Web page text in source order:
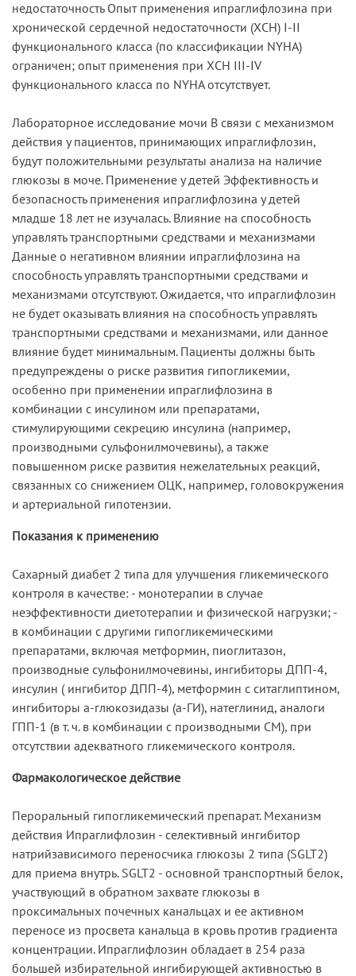
недостаточность Опыт применения ипраглифлозина при
хронической сердечной недостаточности (ХСН) I-II
функционального класса (по классификации NYHA)
ограничен; опыт применения при ХСН III-IV
функционального класса по NYHA отсутствует.
Лабораторное исследование мочи В связи с механизмом
действия у пациентов, принимающих ипраглифлозин,
будут положительными результаты анализа на наличие
глюкозы в моче. Применение у детей Эффективность и
безопасность применения ипраглифлозина у детей
младше 18 лет не изучалась. Влияние на способность
управлять транспортными средствами и механизмами
Данные о негативном влиянии ипраглифлозина на
способность управлять транспортными средствами и
механизмами отсутствуют. Ожидается, что ипраглифлозин
не будет оказывать влияния на способность управлять
транспортными средствами и механизмами, или данное
влияние будет минимальным. Пациенты должны быть
предупреждены о риске развития гипогликемии,
особенно при применении ипраглифлозина в
комбинации с инсулином или препаратами,
стимулирующими секрецию инсулина (например,
производными сульфонилмочевины), а также
повышенном риске развития нежелательных реакций,
связанных со снижением ОЦК, например, головокружения
и артериальной гипотензии.
Показания к применению
Сахарный диабет 2 типа для улучшения гликемического
контроля в качестве: - монотерапии в случае
неэффективности диетотерапии и физической нагрузки; -
в комбинации с другими гипогликемическими
препаратами, включая метформин, пиоглитазон,
производные сульфонилмочевины, ингибиторы ДПП-4,
инсулин ( ингибитор ДПП-4), метформин с ситаглиптином,
ингибиторы a-глюкозидазы (a-ГИ), натеглинид, аналоги
ГПП-1 (в т. ч. в комбинации с производными СМ), при
отсутствии адекватного гликемического контроля.
Фармакологическое действие
Пероральный гипогликемический препарат. Механизм
действия Ипраглифлозин - селективный ингибитор
натрийзависимого переносчика глюкозы 2 типа (SGLT2)
для приема внутрь. SGLT2 - основной транспортный белок,
участвующий в обратном захвате глюкозы в
проксимальных почечных канальцах и ее активном
переносе из просвета канальца в кровь против градиента
концентрации. Ипраглифлозин обладает в 254 раза
большей избирательной ингибирующей активностью в